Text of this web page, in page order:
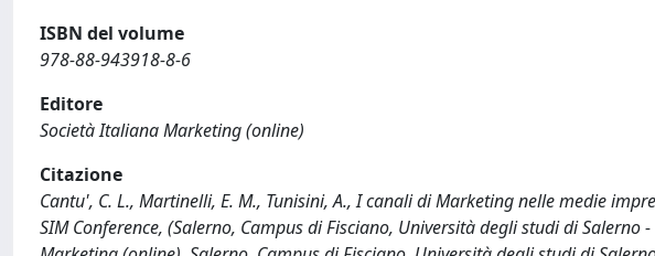
ISBN del volume
978-88-943918-8-6
Editore
Società Italiana Marketing (online)
Citazione
Cantu', C. L., Martinelli, E. M., Tunisini, A., I canali di Marketing nelle medie
SIM Conference, (Salerno, Campus di Fisciano, Università degli studi di